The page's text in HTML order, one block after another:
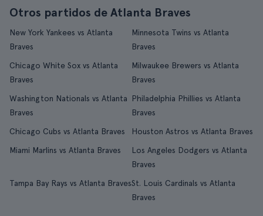
Otros partidos de Atlanta Braves
New York Yankees vs Atlanta
Braves
Minnesota Twins vs Atlanta
Braves
Chicago White Sox vs Atlanta
Braves
Milwaukee Brewers vs Atlanta
Braves
Washington Nationals vs Atlanta
Braves
Philadelphia Phillies vs Atlanta
Braves
Chicago Cubs vs Atlanta Braves
Houston Astros vs Atlanta Braves
Miami Marlins vs Atlanta Braves
Los Angeles Dodgers vs Atlanta
Braves
Tampa Bay Rays vs Atlanta BravesSt. Louis Cardinals vs Atlanta
Braves